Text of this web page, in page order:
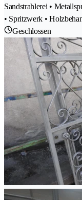
Sandstrahlerei •
• Spritzwerk •
Geschlossen